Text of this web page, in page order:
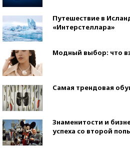
Путешествие в
«Интерстеллара»
Модный выбор: что
Самая трендовая
Знаменитости и
успеха со второй